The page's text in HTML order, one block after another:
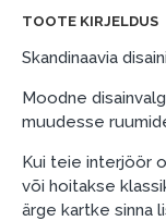
perioodiga kuni
Näide:
kogu
meie salongi
Dokumendi
TOOTE KIRJELDUS
Skandinaavia
Moodne
muudesse
Kui teie interjöör
või hoitakse
ärge kartke sinna